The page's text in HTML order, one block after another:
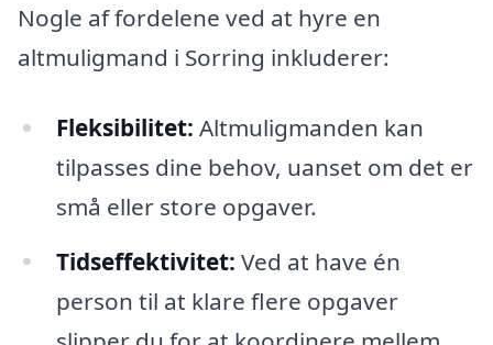
Nogle af fordelene ved at hyre en
altmuligmand i Sorring inkluderer:
Fleksibilitet: Altmuligmanden kan
tilpasses dine behov, uanset om det er
små eller store opgaver.
Tidseffektivitet: Ved at have én
person til at klare flere opgaver